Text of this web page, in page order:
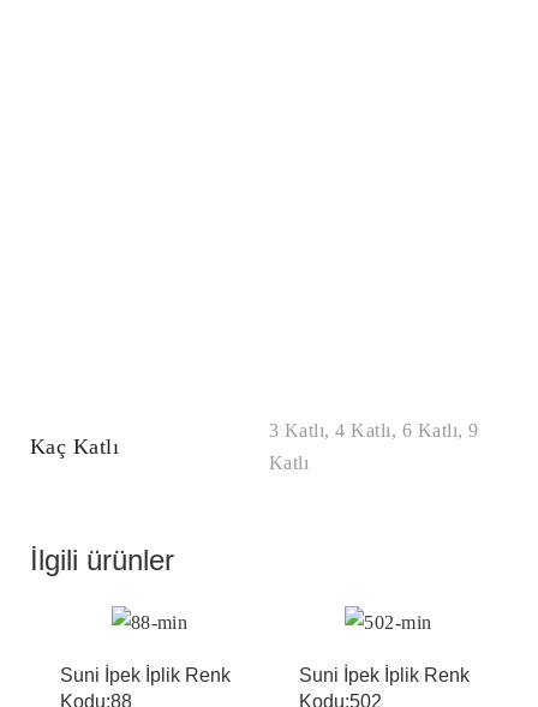
Kaç Katlı
3 Katlı, 4 Katlı, 6 Katlı, 9
Katlı
İlgili ürünler
Suni İpek İplik Renk
Kodu:88
Suni İpek İplik Renk
Kodu:502